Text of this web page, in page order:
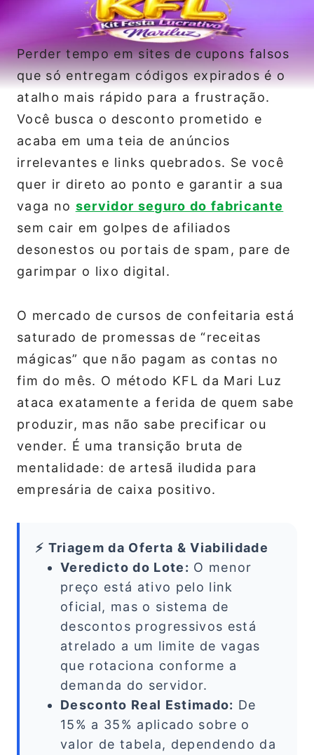
Perder tempo em sites de cupons falsos
que só entregam códigos expirados é o
atalho mais rápido para a frustração.
Você busca o desconto prometido e
acaba em uma teia de anúncios
irrelevantes e links quebrados. Se você
quer ir direto ao ponto e garantir a sua
vaga no servidor seguro do fabricante
sem cair em golpes de afiliados
desonestos ou portais de spam, pare de
garimpar o lixo digital.
O mercado de cursos de confeitaria está
saturado de promessas de “receitas
mágicas” que não pagam as contas no
fim do mês. O método KFL da Mari Luz
ataca exatamente a ferida de quem sabe
produzir, mas não sabe precificar ou
vender. É uma transição bruta de
mentalidade: de artesã iludida para
empresária de caixa positivo.
⚡ Triagem da Oferta & Viabilidade
Veredicto do Lote: O menor
preço está ativo pelo link
oficial, mas o sistema de
descontos progressivos está
atrelado a um limite de vagas
que rotaciona conforme a
demanda do servidor.
Desconto Real Estimado: De
15% a 35% aplicado sobre o
valor de tabela, dependendo da